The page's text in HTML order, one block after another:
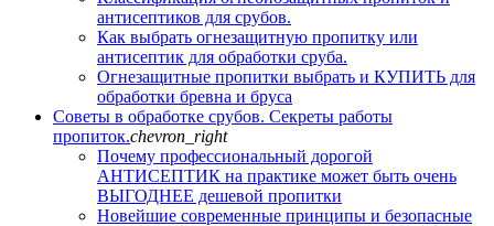
антисептиков для срубов.
Как выбрать огнезащитную пропитку или
антисептик для обработки сруба.
Огнезащитные пропитки выбрать и КУПИТЬ для
обработки бревна и бруса
Советы в обработке срубов. Секреты работы
пропиток.chevron_right
Почему профессиональный дорогой
АНТИСЕПТИК на практике может быть очень
ВЫГОДНЕЕ дешевой пропитки
Новейшие современные принципы и безопасные